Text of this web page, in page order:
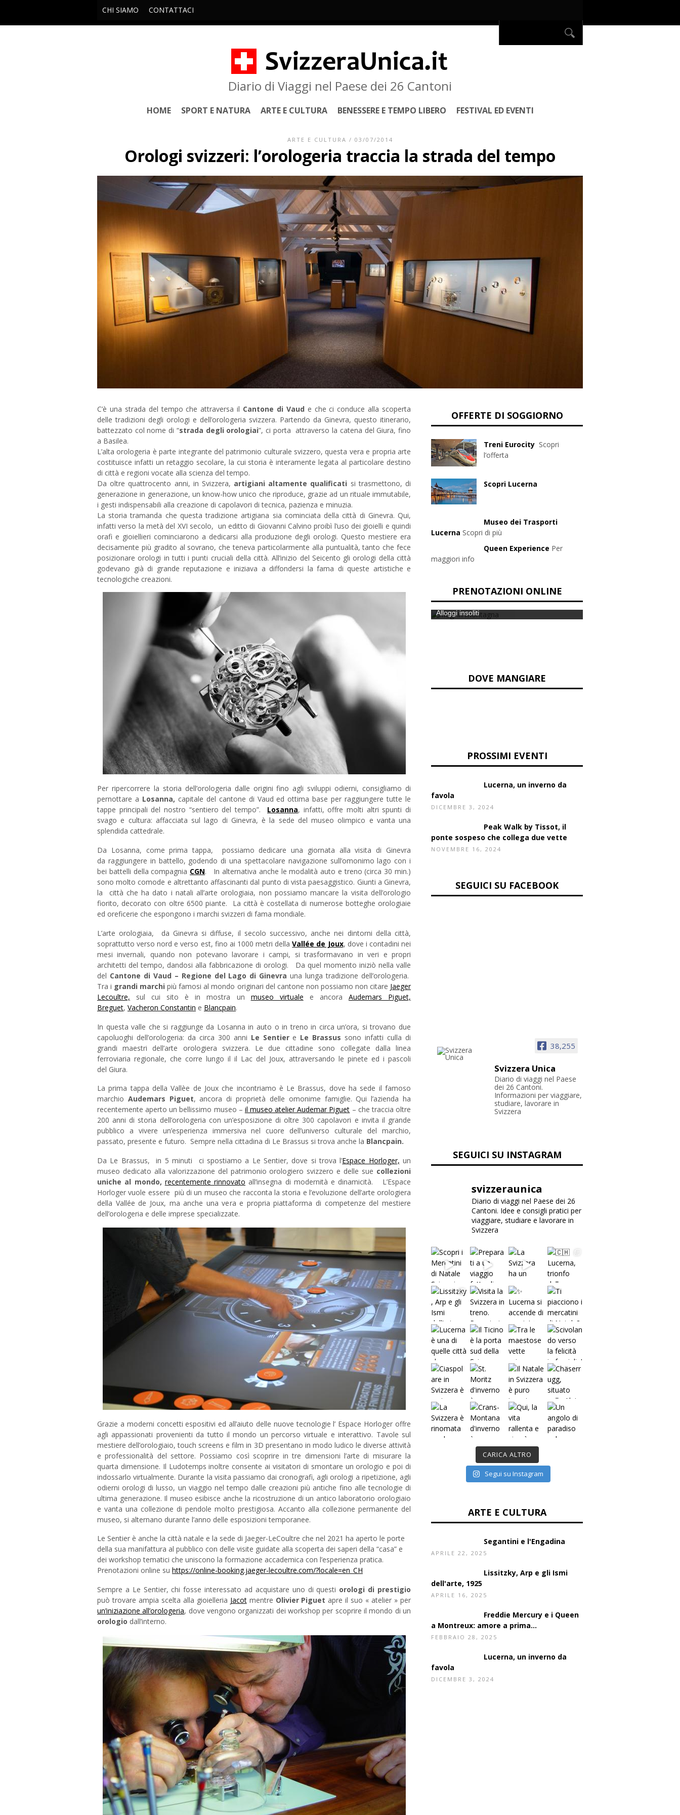
CHI SIAMO CONTATTACI
Diario di Viaggi nel Paese dei 26 Cantoni
HOME SPORT E NATURA ARTE E CULTURA BENESSERE E TEMPO LIBERO FESTIVAL ED EVENTI
ARTE E CULTURA / 03/07/2014
Orologi svizzeri: l’orologeria traccia la strada del tempo
C’è una strada del tempo che attraversa il Cantone di Vaud e che ci conduce alla scoperta
delle tradizioni degli orologi e dell’orologeria svizzera. Partendo da Ginevra, questo itinerario,
battezzato col nome di “strada degli orologiai”, ci porta attraverso la catena del Giura, fino
a Basilea.
L’alta orologeria è parte integrante del patrimonio culturale svizzero, questa vera e propria arte
costituisce infatti un retaggio secolare, la cui storia è interamente legata al particolare destino
di città e regioni vocate alla scienza del tempo.
Da oltre quattrocento anni, in Svizzera, artigiani altamente qualificati si trasmettono, di
generazione in generazione, un know-how unico che riproduce, grazie ad un rituale immutabile,
i gesti indispensabili alla creazione di capolavori di tecnica, pazienza e minuzia.
La storia tramanda che questa tradizione artigiana sia cominciata della città di Ginevra. Qui,
infatti verso la metà del XVI secolo, un editto di Giovanni Calvino proibì l’uso dei gioielli e quindi
orafi e gioiellieri cominciarono a dedicarsi alla produzione degli orologi. Questo mestiere era
decisamente più gradito al sovrano, che teneva particolarmente alla puntualità, tanto che fece
posizionare orologi in tutti i punti cruciali della città. All’inizio del Seicento gli orologi della città
godevano già di grande reputazione e iniziava a diffondersi la fama di queste artistiche e
tecnologiche creazioni.
Per ripercorrere la storia dell’orologeria dalle origini fino agli sviluppi odierni, consigliamo di
pernottare a Losanna, capitale del cantone di Vaud ed ottima base per raggiungere tutte le
tappe principali del nostro “sentiero del tempo”. Losanna, infatti, offre molti altri spunti di
svago e cultura: affacciata sul lago di Ginevra, è la sede del museo olimpico e vanta una
splendida cattedrale.
Da Losanna, come prima tappa, possiamo dedicare una giornata alla visita di Ginevra
da raggiungere in battello, godendo di una spettacolare navigazione sull’omonimo lago con i
bei battelli della compagnia CGN. In alternativa anche le modalità auto e treno (circa 30 min.)
sono molto comode e altrettanto affascinanti dal punto di vista paesaggistico. Giunti a Ginevra,
la città che ha dato i natali all’arte orologiaia, non possiamo mancare la visita dell’orologio
fiorito, decorato con oltre 6500 piante. La città è costellata di numerose botteghe orologiaie
ed oreficerie che espongono i marchi svizzeri di fama mondiale.
L’arte orologiaia, da Ginevra si diffuse, il secolo successivo, anche nei dintorni della città,
soprattutto verso nord e verso est, fino ai 1000 metri dellaVallée de Joux, dove i contadini nei
mesi invernali, quando non potevano lavorare i campi, si trasformavano in veri e propri
architetti del tempo, dandosi alla fabbricazione di orologi. Da quel momento iniziò nella valle
del Cantone di Vaud – Regione del Lago di Ginevra una lunga tradizione dell’orologeria.
Tra i grandi marchi più famosi al mondo originari del cantone non possiamo non citare Jaeger
Lecoultre, sul cui sito è in mostra un museo virtuale e ancora Audemars Piguet,
Breguet, Vacheron Constantin e Blancpain.
In questa valle che si raggiunge da Losanna in auto o in treno in circa un’ora, si trovano due
capoluoghi dell’orologeria: da circa 300 anni Le Sentiere Le Brassus sono infatti culla di
grandi maestri dell’arte orologiera svizzera. Le due cittadine sono collegate dalla linea
ferroviaria regionale, che corre lungo il il Lac del Joux, attraversando le pinete ed i pascoli
del Giura.
La prima tappa della Vallèe de Joux che incontriamo è Le Brassus, dove ha sede il famoso
marchio Audemars Piguet, ancora di proprietà delle omonime famiglie. Qui l’azienda ha
recentemente aperto un bellissimo museo – il museo atelier Audemar Piguet – che traccia oltre
200 anni di storia dell’orologeria con un’esposizione di oltre 300 capolavori e invita il grande
pubblico a vivere un’esperienza immersiva nel cuore dell’universo culturale del marchio,
passato, presente e futuro. Sempre nella cittadina di Le Brassus si trova anche la Blancpain.
Da Le Brassus, in 5 minuti ci spostiamo a Le Sentier, dove si trova l’Espace Horloger, un
museo dedicato alla valorizzazione del patrimonio orologiero svizzero e delle sue collezioni
uniche al mondo, recentemente rinnovato all’insegna di modernità e dinamicità. L’Espace
Horloger vuole essere più di un museo che racconta la storia e l’evoluzione dell’arte orologiera
della Vallée de Joux, ma anche una vera e propria piattaforma di competenze del mestiere
dell’orologeria e delle imprese specializzate.
Grazie a moderni concetti espositivi ed all’aiuto delle nuove tecnologie l’ Espace Horloger offre
agli appassionati provenienti da tutto il mondo un percorso virtuale e interattivo. Tavole sul
mestiere dell’orologiaio, touch screens e film in 3D presentano in modo ludico le diverse attività
e professionalità del settore. Possiamo così scoprire in tre dimensioni l’arte di misurare la
quarta dimensione. Il Ludotemps inoltre consente ai visitatori di smontare un orologio e poi di
indossarlo virtualmente. Durante la visita passiamo dai cronografi, agli orologi a ripetizione, agli
odierni orologi di lusso, un viaggio nel tempo dalle creazioni più antiche fino alle tecnologie di
ultima generazione. Il museo esibisce anche la ricostruzione di un antico laboratorio orologiaio
e vanta una collezione di pendole molto prestigiosa. Accanto alla collezione permanente del
museo, si alternano durante l’anno delle esposizioni temporanee.
Le Sentier è anche la città natale e la sede di Jaeger-LeCoultre che nel 2021 ha aperto le porte
della sua manifattura al pubblico con delle visite guidate alla scoperta dei saperi della “casa” e
dei workshop tematici che uniscono la formazione accademica con l’esperienza pratica.
Prenotazioni online su https://online-booking.jaeger-lecoultre.com/?locale=en_CH
Sempre a Le Sentier, chi fosse interessato ad acquistare uno di questi orologi di prestigio
può trovare ampia scelta alla gioielleria Jacotmentre Olivier Piguet apre il suo « atelier » per
un’iniziazione all’orologeria, dove vengono organizzati dei workshop per scoprire il mondo di un
orologio dall’interno.
OFFERTE DI SOGGIORNO
Treni Eurocity Scopri
l’offerta
Scopri Lucerna
Museo dei Trasporti
Lucerna Scopri di più
Queen Experience Per
maggiori info
PRENOTAZIONI ONLINE
Alloggi insoliti
DOVE MANGIARE
PROSSIMI EVENTI
favola
Peak Walk by Tissot, il
ponte sospeso che collega due vette
SEGUICI SU FACEBOOK
Svizzera Unica
Diario di viaggi nel Paese
dei 26 Cantoni.
Informazioni per viaggiare,
studiare, lavorare in
SEGUICI SU INSTAGRAM
svizzeraunica
Diario di viaggi nel Paese dei 26
Cantoni. Idee e consigli pratici per
viaggiare, studiare e lavorare in
CARICA ALTRO
Segui su Instagram
ARTE E CULTURA
Segantini e l'Engadina
dell'arte, 1925
Freddie Mercury e i Queen
a Montreux: amore a prima...
favola